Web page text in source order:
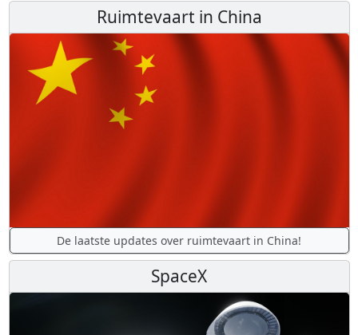
Ruimtevaart in China
De laatste updates over ruimtevaart in China!
SpaceX